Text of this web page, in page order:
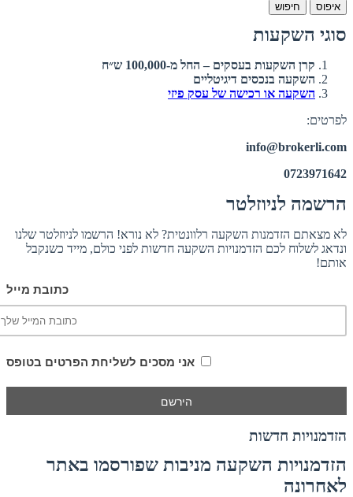
איפוס
חיפוש
סוגי השקעות
קרן השקעות בעסקים – החל מ-100,000 ש״ח
השקעה בנכסים דיגיטליים
השקעה או רכישה של עסק פיזי
לפרטים:
info@brokerli.com
0723971642
הרשמה לניוזלטר
לא מצאתם הזדמנות השקעה רלוונטית? לא נורא! הרשמו לניוזלטר שלנו
ונדאג לשלוח לכם הזדמנויות השקעה חדשות לפני כולם, מייד כשנקבל
אותם!
כתובת מייל
אני מסכים לשליחת הפרטים בטופס
הזדמנויות חדשות
הזדמנויות השקעה מניבות שפורסמו באתר
לאחרונה